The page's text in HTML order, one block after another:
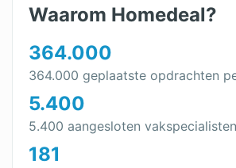
Waarom Homedeal?
364.000
364.000 geplaatste opdrachten
5.400
5.400 aangesloten vakspecialisten
181